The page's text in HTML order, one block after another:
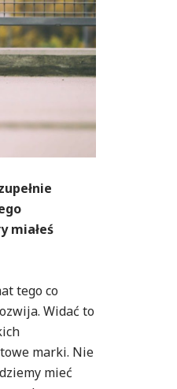
miałeś
tego co
Widać to
marki. Nie
mieć